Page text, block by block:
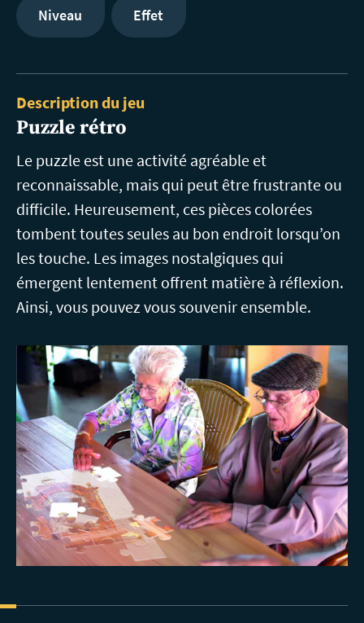
Niveau Effet
Description du jeu
Puzzle rétro
Le puzzle est une activité agréable et
reconnaissable, mais qui peut être frustrante ou
difficile. Heureusement, ces pièces colorées
tombent toutes seules au bon endroit lorsqu’on
les touche. Les images nostalgiques qui
émergent lentement offrent matière à réflexion.
Ainsi, vous pouvez vous souvenir ensemble.